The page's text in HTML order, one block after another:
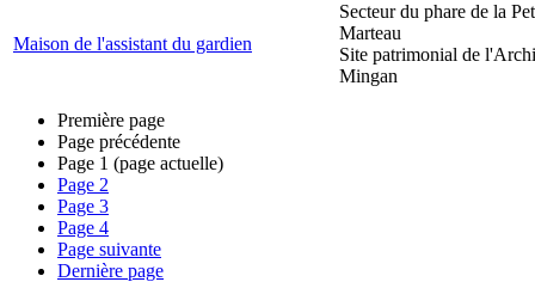
Maison de l'assistant du gardien
Secteur du phare de la
Marteau
Site patrimonial de
Mingan
Première page
Page précédente
Page 1 (page actuelle)
Page 2
Page 3
Page 4
Page suivante
Dernière page